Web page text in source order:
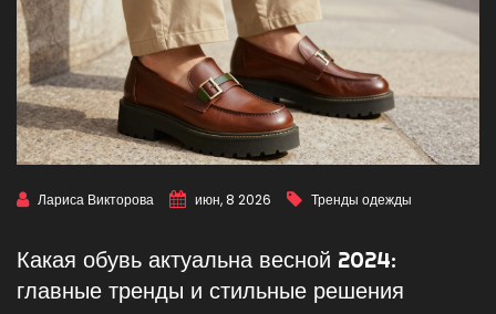
Лариса Викторова июн, 8 2026 Тренды одежды
Какая обувь актуальна весной 2024:
главные тренды и стильные решения